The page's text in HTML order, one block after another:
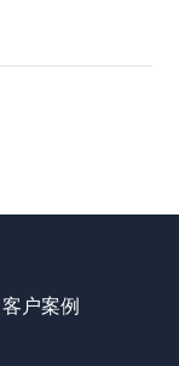
客户案例